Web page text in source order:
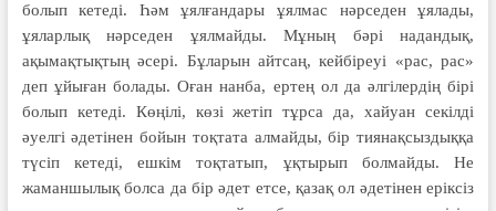
болып кетеді. Һәм ұялғандары ұялмас нәрседен ұялады,
ұяларлық нәрседен ұялмайды. Мұның бәрі надандық,
ақымақтықтың әсері. Бұларын айтсаң, кейбіреуі «рас, рас»
деп ұйыған болады. Оған нанба, ертең ол да әлгілердің бірі
болып кетеді. Көңілі, көзі жетіп тұрса да, хайуан секілді
әуелгі әдетінен бойын тоқтата алмайды, бір тиянақсыздыққа
түсіп кетеді, ешкім тоқтатып, ұқтырып болмайды. Не
жаманшылық болса да бір әдет етсе, қазақ ол әдетінен еріксіз